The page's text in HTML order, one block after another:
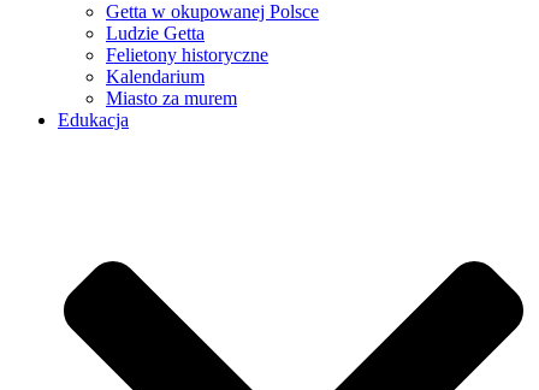
Getta w okupowanej Polsce
Ludzie Getta
Felietony historyczne
Kalendarium
Miasto za murem
Edukacja